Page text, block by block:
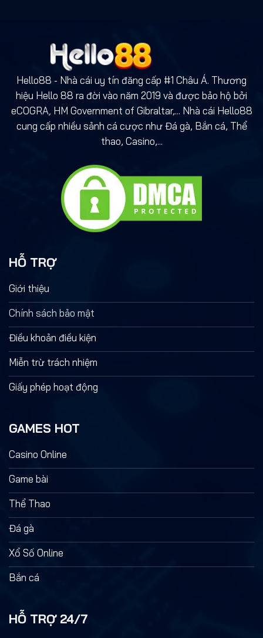
Hello88 - Nhà cái uy tín đăng cấp #1 Châu Á. Thương
hiệu Hello 88 ra đời vào năm 2019 và được bảo hộ bởi
eCOGRA, HM Government of Gibraltar,... Nhà cái Hello88
cung cấp nhiều sảnh cá cược như Đá gà, Bắn cá, Thể
thao, Casino,...
HỖ TRỢ
Giới thiệu
Chính sách bảo mật
Điều khoản điều kiện
Miễn trừ trách nhiệm
Giấy phép hoạt động
GAMES HOT
Casino Online
Game bài
Thể Thao
Đá gà
Xổ Số Online
Bắn cá
HỖ TRỢ 24/7